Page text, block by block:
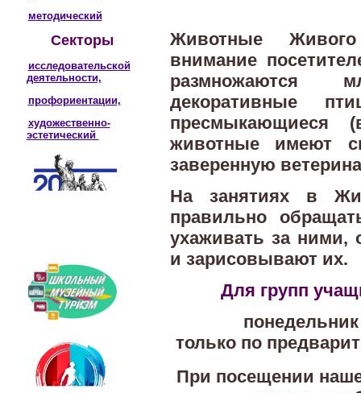
методический
Секторы
исследовательской
деятельности,
профориентации,
художественно-
эстетический
Животные
внимание
размножаются
декоративные
пресмыкающиеся
животные имеют
заверенную
На занятиях в
правильно
ухаживать за ними,
и зарисовывают их.
Для групп
только по
При посещении